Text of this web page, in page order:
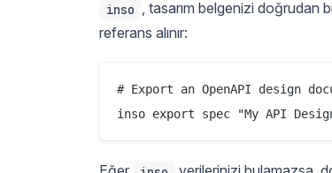
inso
, tasarım belgenizi
referans alınır:
# Export an OpenAPI design